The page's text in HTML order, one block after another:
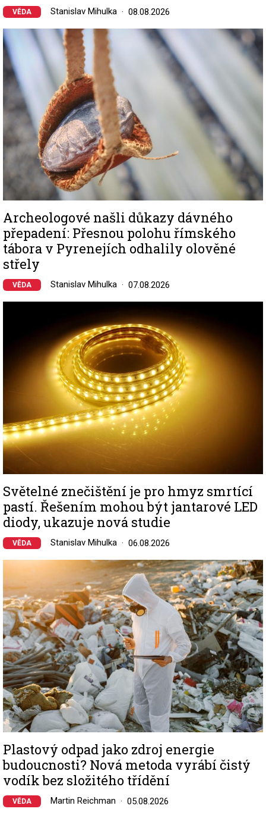
VĚDA Stanislav Mihulka 08.08.2026
Image
Archeologové našli důkazy dávného
přepadení: Přesnou polohu římského
tábora v Pyrenejích odhalily olověné
střely
VĚDA Stanislav Mihulka 07.08.2026
Světelné znečištění je pro hmyz smrtící
pastí. Řešením mohou být jantarové LED
diody, ukazuje nová studie
VĚDA Stanislav Mihulka 06.08.2026
Image
Plastový odpad jako zdroj energie
budoucnosti? Nová metoda vyrábí čistý
vodík bez složitého třídění
VĚDA Martin Reichman 05.08.2026